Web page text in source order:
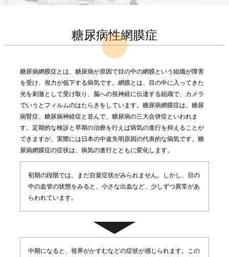
糖尿病性網膜症
糖尿病網膜症とは、糖尿病が原因で目の中の網膜という組織が障害
を受け、視力が低下する病気です。網膜とは、目の中に入ってきた
光を刺激として受け取り、脳への視神経に伝達する組織で、カメラ
でいうとフィルムのはたらきをしています。糖尿病網膜症は、糖尿
病腎症、糖尿病神経症と並んで、糖尿病の三大合併症といわれま
す。定期的な検診と早期の治療を行えば病気の進行を抑えることが
できますが、実際には日本の中途失明原因の代表的な病気です。糖
尿病網膜症の症状は、病気の進行とともに変化します。
初期の段階では、まだ自覚症状がみられません。しかし、目の
中の血管の状態をみると、小さな出血など、少しずつ異常があ
らわれています。
中期になると、視界がかすむなどの症状が感じられます。この